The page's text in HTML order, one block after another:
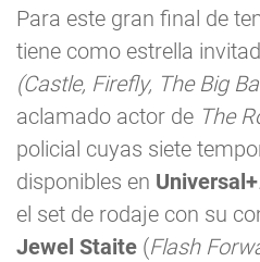
Para este gran final de
tiene como estrella
(Castle, Firefly, The Big
aclamado actor de The
policial cuyas siete
disponibles en Universal+
el set de rodaje con su
Jewel Staite (Flash